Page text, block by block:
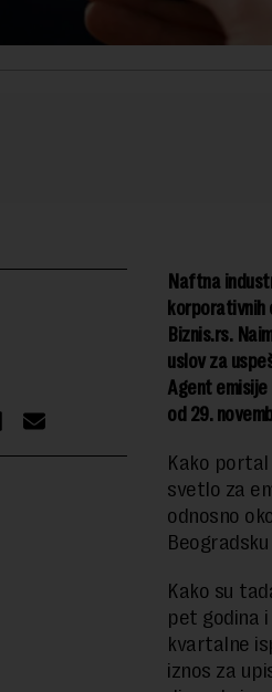
Naftna
korporativnih
Biznis.rs.
uslov za
Agent
od 29.
Kako portal
svetlo za
odnosno
Kako su
pet godina
kvartalne
iznos za